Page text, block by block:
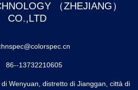
（ZHEJIANG）
CO.,LTD
86--13732210605
Wenyuan, distretto di Jianggan, città di